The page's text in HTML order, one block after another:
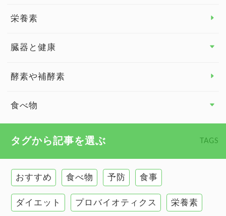
栄養素
臓器と健康
臓器と健康 トップ
慢性疲労
甲状腺
肌
酵素や補酵素
食べ物
タグから記事を選ぶ TAGS
おすすめ 食べ物 予防 食事
ダイエット プロバイオティクス 栄養素